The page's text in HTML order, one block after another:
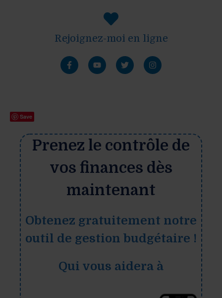
Rejoignez-moi en ligne
Save
Prenez le contrôle de
vos finances dès
maintenant
Obtenez gratuitement notre
outil de gestion budgétaire !
Qui vous aidera à